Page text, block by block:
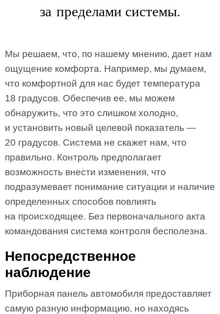
за пределами системы.
Мы решаем, что, по нашему мнению, дает нам
ощущение комфорта. Например, мы думаем,
что комфортной для нас будет температура
18 градусов. Обеспечив ее, мы можем
обнаружить, что это слишком холодно,
и установить новый целевой показатель —
20 градусов. Система не скажет нам, что
правильно. Контроль предполагает
возможность внести изменения, что
подразумевает понимание ситуации и наличие
определенных способов повлиять
на происходящее. Без первоначального акта
командования система контроля бесполезна.
Непосредственное
наблюдение
Приборная панель автомобиля предоставляет
самую разную информацию, но находясь